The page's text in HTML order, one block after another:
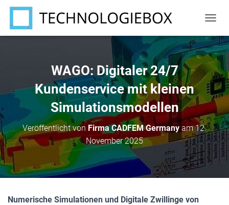
A
V
I
G
A
T
I
O
N
U
M
S
C
H
WAGO: Digitaler 24/7
Kundenservice mit kleinen
Simulationsmodellen
Veröffentlicht von Firma CADFEM Germany am12.
November 2025
Numerische Simulationen und Digitale Zwillinge von